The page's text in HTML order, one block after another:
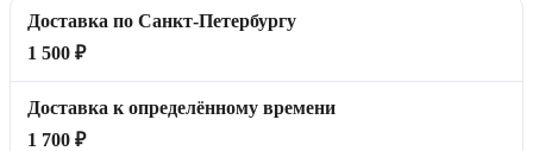
Доставка по Санкт-Петербургу
1 500 ₽
Доставка к определённому времени
1 700 ₽